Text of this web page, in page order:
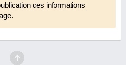
8.7 32 €
de MBK Nitro
9.1 N.C.
des informations